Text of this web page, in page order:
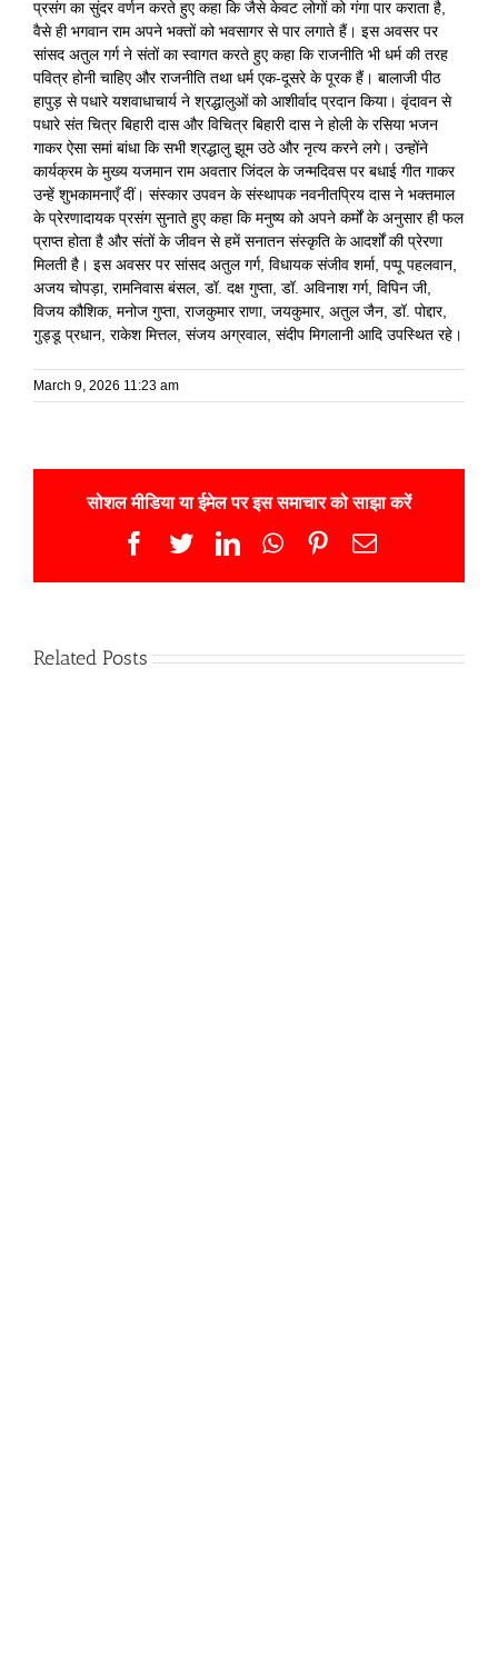
प्रसंग का सुंदर वर्णन करते हुए कहा कि जैसे केवट लोगों को गंगा पार कराता है,
वैसे ही भगवान राम अपने भक्तों को भवसागर से पार लगाते हैं। इस अवसर पर
सांसद अतुल गर्ग ने संतों का स्वागत करते हुए कहा कि राजनीति भी धर्म की तरह
पवित्र होनी चाहिए और राजनीति तथा धर्म एक-दूसरे के पूरक हैं। बालाजी पीठ
हापुड़ से पधारे यशवाधाचार्य ने श्रद्धालुओं को आशीर्वाद प्रदान किया। वृंदावन से
पधारे संत चित्र बिहारी दास और विचित्र बिहारी दास ने होली के रसिया भजन
गाकर ऐसा समां बांधा कि सभी श्रद्धालु झूम उठे और नृत्य करने लगे। उन्होंने
कार्यक्रम के मुख्य यजमान राम अवतार जिंदल के जन्मदिवस पर बधाई गीत गाकर
उन्हें शुभकामनाएँ दीं। संस्कार उपवन के संस्थापक नवनीतप्रिय दास ने भक्तमाल
के प्रेरणादायक प्रसंग सुनाते हुए कहा कि मनुष्य को अपने कर्मों के अनुसार ही फल
प्राप्त होता है और संतों के जीवन से हमें सनातन संस्कृति के आदर्शों की प्रेरणा
मिलती है। इस अवसर पर सांसद अतुल गर्ग, विधायक संजीव शर्मा, पप्पू पहलवान,
अजय चोपड़ा, रामनिवास बंसल, डॉ. दक्ष गुप्ता, डॉ. अविनाश गर्ग, विपिन जी,
विजय कौशिक, मनोज गुप्ता, राजकुमार राणा, जयकुमार, अतुल जैन, डॉ. पोद्दार,
गुड्डू प्रधान, राकेश मित्तल, संजय अग्रवाल, संदीप मिगलानी आदि उपस्थित रहे।
March 9, 2026 11:23 am
सोशल मीडिया या ईमेल पर इस समाचार को साझा करें
Facebook
TwitterLinkedInWhatsApp
Pinterest
Email
Related Posts